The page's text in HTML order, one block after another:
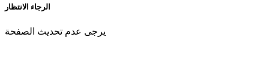
الرجاء الانتظار
يرجى عدم تحديث الصفحة